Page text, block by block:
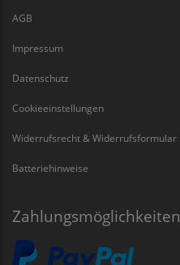
AGB
Impressum
Datenschutz
Cookieeinstellungen
Widerrufsrecht & Widerrufsformular
Batteriehinweise
Zahlungsmöglichkeiten